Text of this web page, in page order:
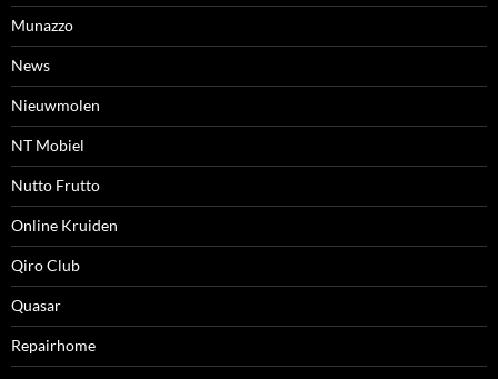
Munazzo
News
Nieuwmolen
NT Mobiel
Nutto Frutto
Online Kruiden
Qiro Club
Quasar
Repairhome